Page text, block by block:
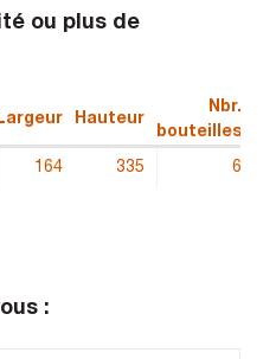
ou plus de
Largeur Hauteur
Nbr.
bouteilles
164 335 6
: